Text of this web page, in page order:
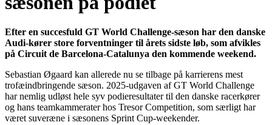
Efter en succesfuld GT World Challenge-sæson har den danske
Audi-kører store forventninger til årets sidste løb, som afvikles
på Circuit de Barcelona-Catalunya den kommende weekend.
Sebastian Øgaard kan allerede nu se tilbage på karrierens mest
trofæindbringende sæson. 2025-udgaven af GT World Challenge
har nemlig udløst hele syv podieresultater til den danske racerkører
og hans teamkammerater hos Tresor Competition, som særligt har
været suveræne i sæsonens Sprint Cup-weekender.